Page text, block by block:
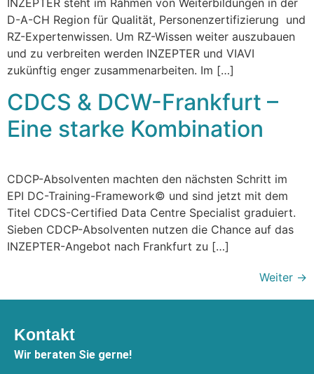
INZEPTER steht im Rahmen von Weiterbildungen in der
D-A-CH Region für Qualität, Personenzertifizierung und
RZ-Expertenwissen. Um RZ-Wissen weiter auszubauen
und zu verbreiten werden INZEPTER und VIAVI
zukünftig enger zusammenarbeiten. Im […]
CDCS & DCW-Frankfurt –
Eine starke Kombination
CDCP-Absolventen machten den nächsten Schritt im
EPI DC-Training-Framework© und sind jetzt mit dem
Titel CDCS-Certified Data Centre Specialist graduiert.
Sieben CDCP-Absolventen nutzen die Chance auf das
INZEPTER-Angebot nach Frankfurt zu […]
Weiter →
Kontakt
Wir beraten Sie gerne!